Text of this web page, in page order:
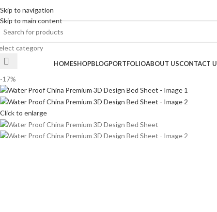
Skip to navigation
Skip to main content
ENGLISHCOUNTRYADD ANYTHING HERE OR JUST REMOVE IT…
category
Categories HOMESHOPBLOGPORTFOLIOABOUT USCONTACT
-17%
Click to enlarge